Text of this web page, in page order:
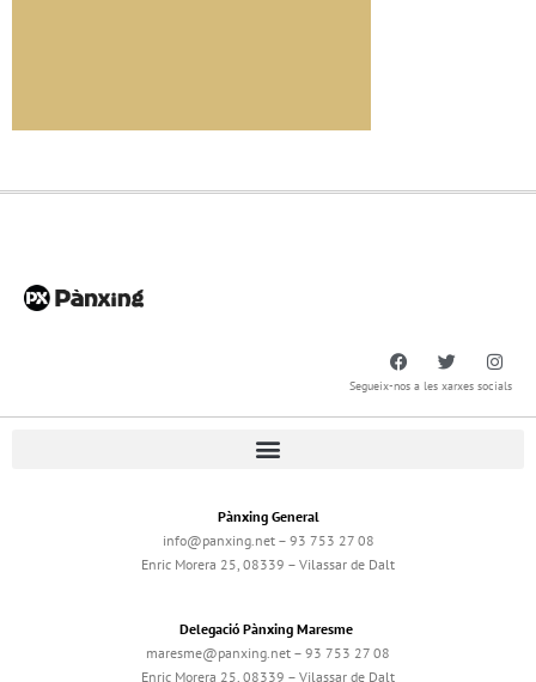
Segueix-nos a les xarxes socials
Pànxing General
info@panxing.net – 93 753 27 08
Enric Morera 25, 08339 – Vilassar de Dalt
Delegació Pànxing Maresme
maresme@panxing.net – 93 753 27 08
Enric Morera 25, 08339 – Vilassar de Dalt